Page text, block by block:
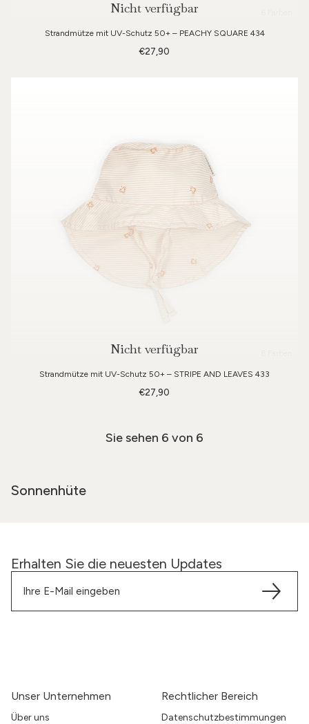
Nicht verfügbar
Strandmütze mit UV-Schutz 50+ – PEACHY SQUARE 434
€27,90
Nicht verfügbar
Strandmütze mit UV-Schutz 50+ – STRIPE AND LEAVES 433
€27,90
Sie sehen 6 von 6
Sonnenhüte
Erhalten Sie die neuesten Updates
Unser Unternehmen
Über uns
Rechtlicher Bereich
Datenschutzbestimmungen